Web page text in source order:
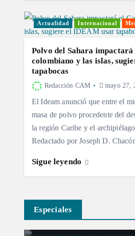
Actualidad Internacional
Polvo del Sahara
colombiano y las islas,
tapabocas
Redacción CAM mayo 27,
El Ideam anunció que entre el
masa de polvo procedente del
la región Caribe y el
Redactado por Joseph D.
Sigue leyendo
Especiales